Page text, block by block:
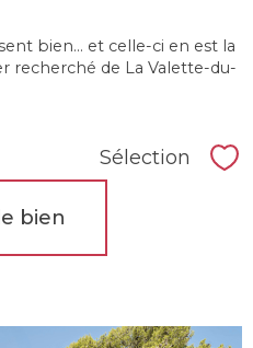
bien… et celle-ci en est la
recherché de La Valette-du-
Sélection
bien